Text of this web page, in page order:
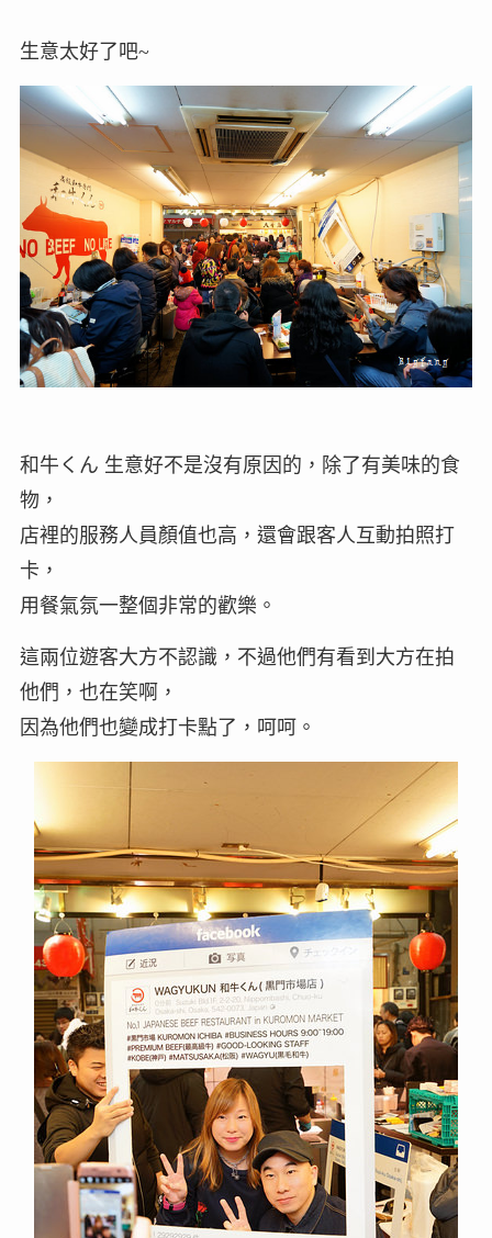
生意太好了吧~
和牛くん 生意好不是沒有原因的，除了有美味的食
物，
店裡的服務人員顏值也高，還會跟客人互動拍照打
卡，
用餐氣氛一整個非常的歡樂。
這兩位遊客大方不認識，不過他們有看到大方在拍
他們，也在笑啊，
因為他們也變成打卡點了，呵呵。